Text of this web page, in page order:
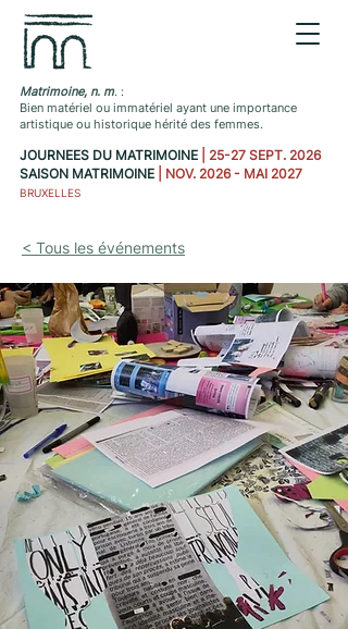
Matrimoine, n. m. :
Bien matériel ou immatériel ayant une importance
artistique ou historique hérité des femmes.
JOURNEES DU MATRIMOINE
| 25-27 SEPT. 2026
SAISON MATRIMOINE
| NOV. 2026 - MAI 2027
BRUXELLES
< Tous les événements